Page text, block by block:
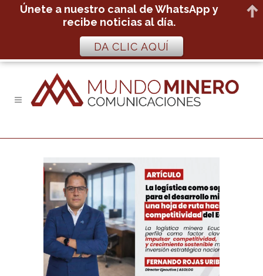
Únete a nuestro canal de WhatsApp y
recibe noticias al día.
DA CLIC AQUÍ